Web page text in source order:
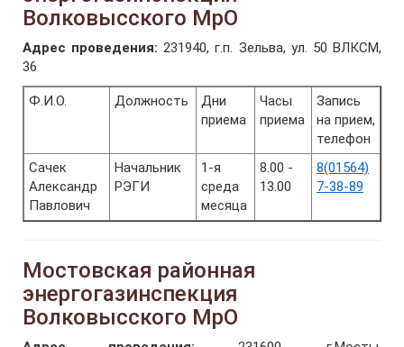
Волковысского МрО
Адрес проведения:231940, г.п. Зельва, ул. 50 ВЛКСМ,
36
Ф.И.О. Должность
Дни
приема
Часы
приема
Запись
на прием,
телефон
Сачек
Александр
Павлович
Начальник
РЭГИ
1-я
среда
месяца
8.00 -
13.00
8(01564)
7-38-89
Мостовская районная
энергогазинспекция
Волковысского МрО